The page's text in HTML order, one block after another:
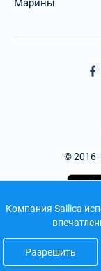
Компания Sailica
Разрешить
Марины
©
Дизайн и